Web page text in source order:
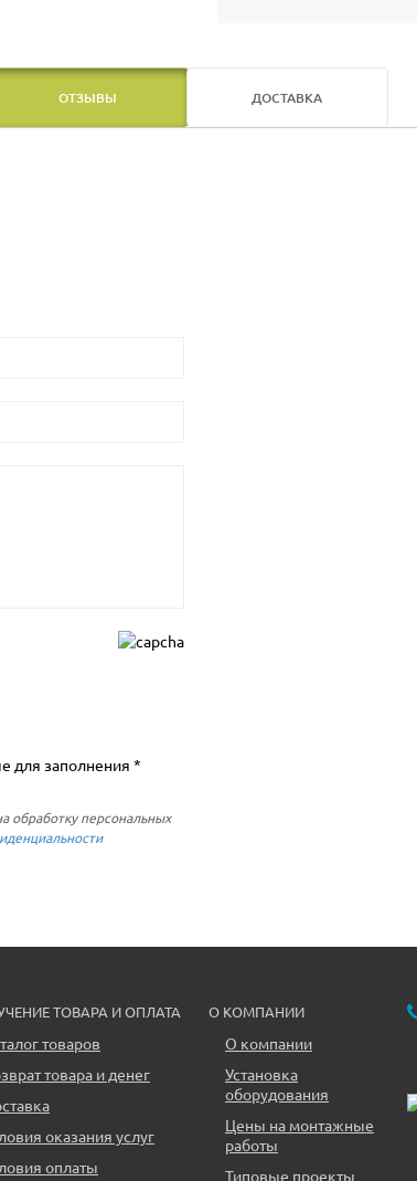
ОТЗЫВЫ ДОСТАВКА
для заполнения *
обработку персональных
ТОВАРА И ОПЛАТА
товаров
товара и денег
оказания услуг
оплаты
О КОМПАНИИ
О компании
Установка
оборудования
Цены на монтажные
работы
Типовые проекты